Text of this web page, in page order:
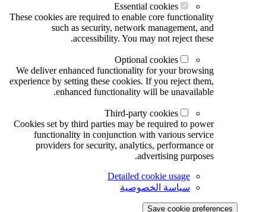
Essential cookies
These cookies are required to enable core functionality
such as security, network management, and
accessibility. You may not reject these.
Optional cookies
We deliver enhanced functionality for your browsing
experience by setting these cookies. If you reject them,
enhanced functionality will be unavailable.
Third-party cookies
Cookies set by third parties may be required to power
functionality in conjunction with various service
providers for security, analytics, performance or
advertising purposes.
Detailed cookie usage
سياسة الخصوصية
Save cookie preferences